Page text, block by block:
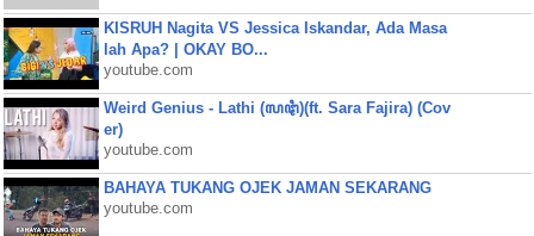
KISRUH Nagita VS Jessica Iskandar, Ada Masa
lah Apa? | OKAY BO...
youtube.com
Weird Genius - Lathi (ꦭꦛꦶ)(ft. Sara Fajira) (Cov
er)
youtube.com
BAHAYA TUKANG OJEK JAMAN SEKARANG
youtube.com